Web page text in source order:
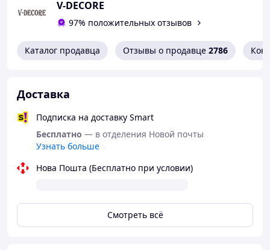
V-DECORE
97% положительных отзывов
Каталог продавца Отзывы о продавце 2786
Доставка
Подписка на доставку Smart
Бесплатно — в отделения Новой почты
Узнать больше
Нова Пошта (Бесплатно при условии)
Смотреть всё